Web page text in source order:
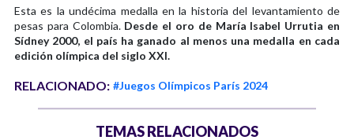
Esta es la undécima medalla en la historia del levantamiento de
pesas para Colombia. Desde el oro de María Isabel Urrutia en
Sídney 2000, el país ha ganado al menos una medalla en cada
edición olímpica del siglo XXI.
RELACIONADO: #Juegos Olímpicos París 2024
TEMAS RELACIONADOS